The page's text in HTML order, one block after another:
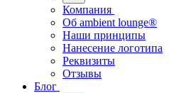
Компания
Oб ambient lounge®
Наши принципы
Нанесение логотипа
Реквизиты
Отзывы
Блог